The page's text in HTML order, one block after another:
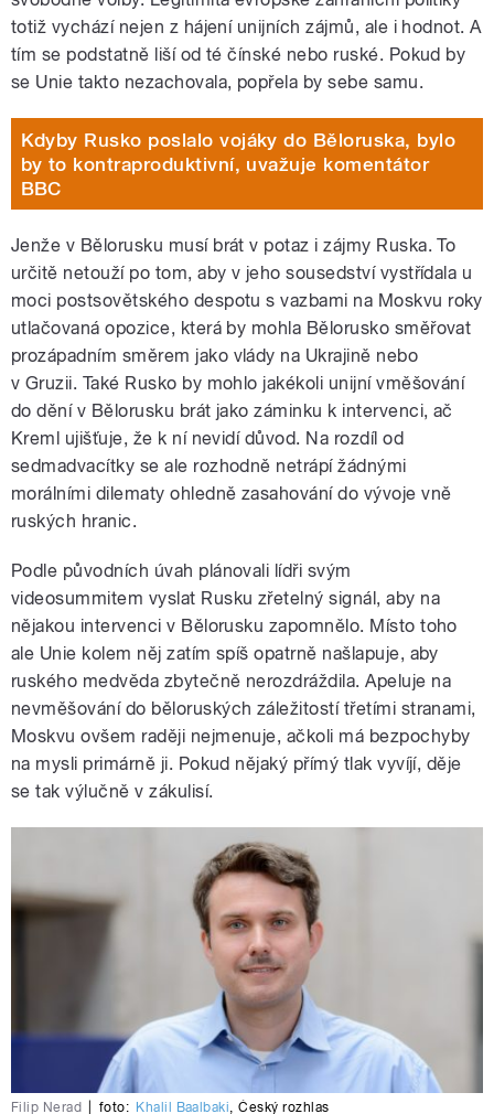
totiž vychází nejen z hájení unijních zájmů, ale i hodnot. A
tím se podstatně liší od té čínské nebo ruské. Pokud by
se Unie takto nezachovala, popřela by sebe samu.
Kdyby Rusko poslalo vojáky do Běloruska, bylo
by to kontraproduktivní, uvažuje komentátor
BBC
Jenže v Bělorusku musí brát v potaz i zájmy Ruska. To
určitě netouží po tom, aby v jeho sousedství vystřídala u
moci postsovětského despotu s vazbami na Moskvu roky
utlačovaná opozice, která by mohla Bělorusko směřovat
prozápadním směrem jako vlády na Ukrajině nebo
v Gruzii. Také Rusko by mohlo jakékoli unijní vměšování
do dění v Bělorusku brát jako záminku k intervenci, ač
Kreml ujišťuje, že k ní nevidí důvod. Na rozdíl od
sedmadvacítky se ale rozhodně netrápí žádnými
morálními dilematy ohledně zasahování do vývoje vně
ruských hranic.
Podle původních úvah plánovali lídři svým
videosummitem vyslat Rusku zřetelný signál, aby na
nějakou intervenci v Bělorusku zapomnělo. Místo toho
ale Unie kolem něj zatím spíš opatrně našlapuje, aby
ruského medvěda zbytečně nerozdráždila. Apeluje na
nevměšování do běloruských záležitostí třetími stranami,
Moskvu ovšem raději nejmenuje, ačkoli má bezpochyby
na mysli primárně ji. Pokud nějaký přímý tlak vyvíjí, děje
se tak výlučně v zákulisí.
Filip Nerad foto: Khalil Baalbaki,Český rozhlas